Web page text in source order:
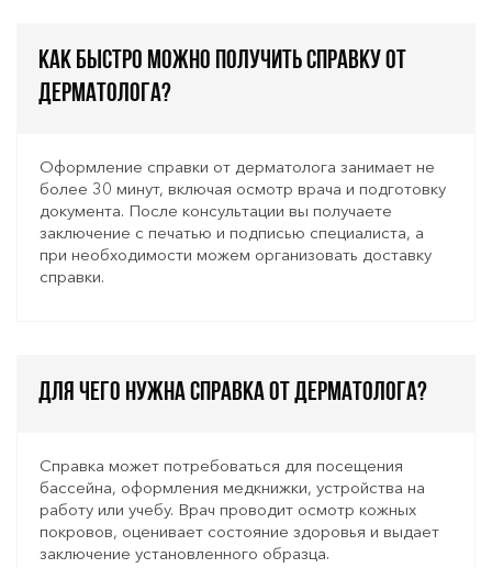
Как быстро можно получить справку от
дерматолога?
Оформление справки от дерматолога занимает не
более 30 минут, включая осмотр врача и подготовку
документа. После консультации вы получаете
заключение с печатью и подписью специалиста, а
при необходимости можем организовать доставку
справки.
Для чего нужна справка от дерматолога?
Справка может потребоваться для посещения
бассейна, оформления медкнижки, устройства на
работу или учебу. Врач проводит осмотр кожных
покровов, оценивает состояние здоровья и выдает
заключение установленного образца.